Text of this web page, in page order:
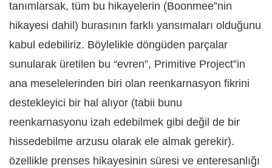
tanımlarsak, tüm bu hikayelerin (Boonmee”nin
hikayesi dahil) burasının farklı yansımaları olduğunu
kabul edebiliriz. Böylelikle döngüden parçalar
sunularak üretilen bu “evren”, Primitive Project”in
ana meselelerinden biri olan reenkarnasyon fikrini
destekleyici bir hal alıyor (tabii bunu
reenkarnasyonu izah edebilmek gibi değil de bir
hissedebilme arzusu olarak ele almak gerekir).
özellikle prenses hikayesinin süresi ve enteresanlığı